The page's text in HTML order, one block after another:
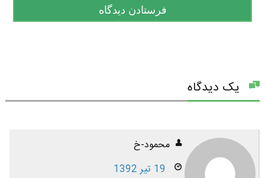
یک دیدگاه
محمود-خ
19 تیر 1392